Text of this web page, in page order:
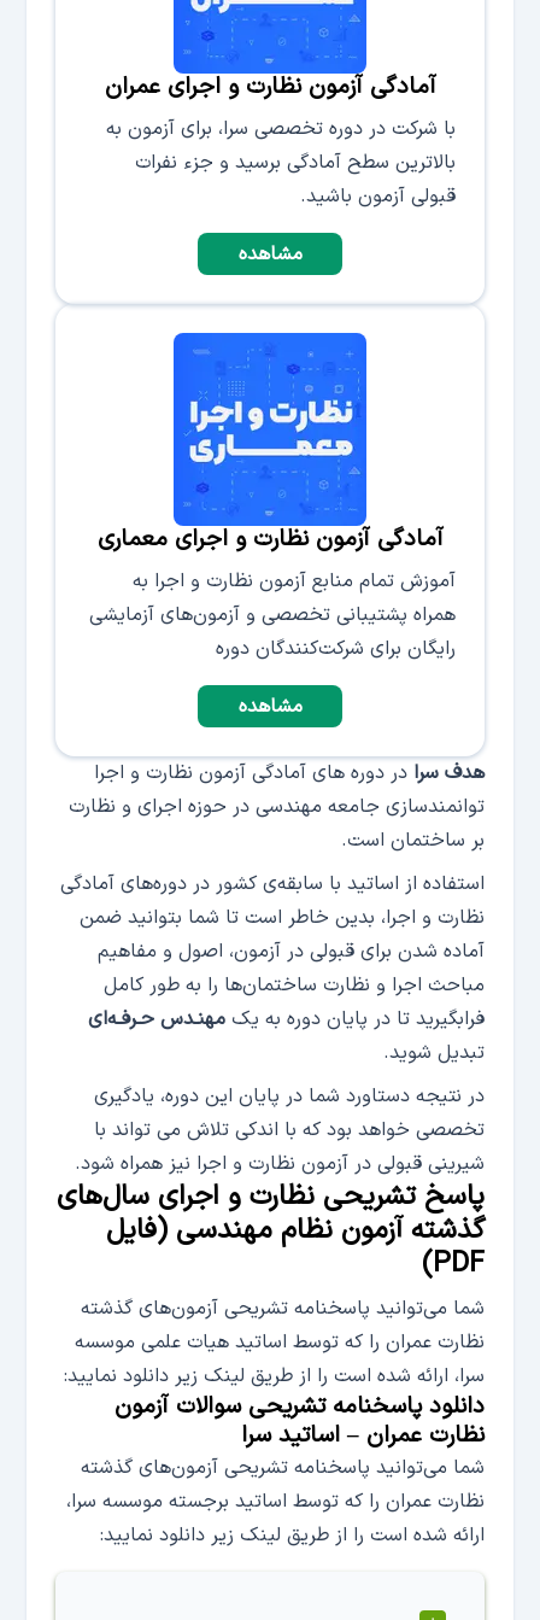
آمادگی آزمون نظارت و اجرای عمران
با شرکت در دوره‌ تخصصی سرا، برای آزمون به
بالاترین سطح آمادگی برسید و جزء نفرات
قبولی آزمون باشید.
مشاهده
آمادگی آزمون نظارت و اجرای معماری
آموزش تمام منابع آزمون نظارت و اجرا به
همراه پشتیبانی تخصصی و آزمون‌های آزمایشی
رایگان برای شرکت‌کنندگان دوره
مشاهده
هدف سرا در دوره های آمادگی آزمون نظارت و اجرا
توانمندسازی جامعه مهندسی در حوزه اجرای و نظارت
بر ساختمان است.
استفاده از اساتید با سابقه‌ی کشور در دوره‌های آمادگی
نظارت و اجرا، بدین خاطر است تا شما بتوانید ضمن
آماده شدن برای قبولی در آزمون، اصول و مفاهیم
مباحث اجرا و نظارت ساختمان‌ها را به طور کامل
فرابگیرید تا در پایان دوره به یکمهنـدس حـرفـه‌ای
تبدیل شوید.
در نتیجه دستاورد شما در پایان این دوره، یادگیری
تخصصی خواهد بود که با اندکی تلاش می تواند با
شیرینی قبولی در آزمون نظارت و اجرا نیز همراه شود.
پاسخ تشریحی نظارت و اجرای سال‌های
گذشته آزمون نظام مهندسی (فایل
PDF)
شما می‌توانید پاسخنامه تشریحی آزمون‌های گذشته
نظارت عمران را که توسط اساتید هیات علمی موسسه
سرا، ارائه شده است را از طریق لینک زیر دانلود نمایید:
دانلود پاسخنامه تشریحی سوالات آزمون
نظارت عمران – اساتید سرا
شما می‌توانید پاسخنامه تشریحی آزمون‌های گذشته
نظارت عمران را که توسط اساتید برجسته موسسه سرا،
ارائه شده است را از طریق لینک زیر دانلود نمایید: